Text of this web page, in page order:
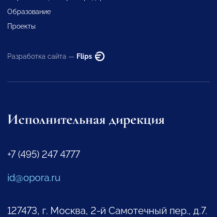
Образование
Проекты
Разработка сайта — Flips
Исполнительная дирекция
+7 (495) 247 4777
id@opora.ru
127473, г. Москва, 2-й Самотечный пер., д.7.